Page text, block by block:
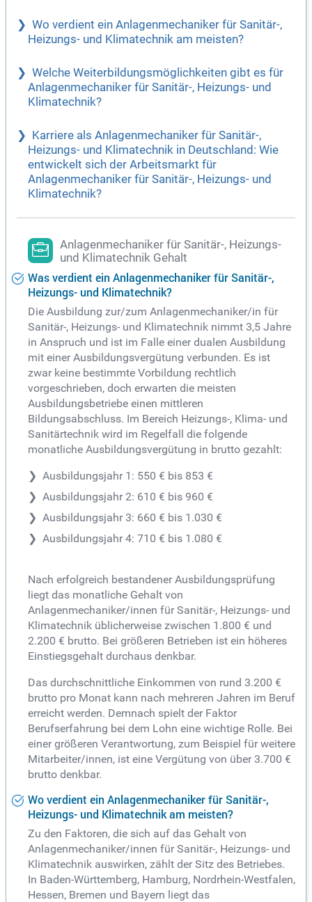
Wo verdient ein Anlagenmechaniker für Sanitär-,
Heizungs- und Klimatechnik am meisten?
Welche Weiterbildungsmöglichkeiten gibt es für
Anlagenmechaniker für Sanitär-, Heizungs- und
Klimatechnik?
Karriere als Anlagenmechaniker für Sanitär-,
Heizungs- und Klimatechnik in Deutschland: Wie
entwickelt sich der Arbeitsmarkt für
Anlagenmechaniker für Sanitär-, Heizungs- und
Klimatechnik?
Anlagenmechaniker für Sanitär-, Heizungs-
und Klimatechnik Gehalt
Was verdient ein Anlagenmechaniker für Sanitär-,
Heizungs- und Klimatechnik?
Die Ausbildung zur/zum Anlagenmechaniker/in für
Sanitär-, Heizungs- und Klimatechnik nimmt 3,5 Jahre
in Anspruch und ist im Falle einer dualen Ausbildung
mit einer Ausbildungsvergütung verbunden. Es ist
zwar keine bestimmte Vorbildung rechtlich
vorgeschrieben, doch erwarten die meisten
Ausbildungsbetriebe einen mittleren
Bildungsabschluss. Im Bereich Heizungs-, Klima- und
Sanitärtechnik wird im Regelfall die folgende
monatliche Ausbildungsvergütung in brutto gezahlt:
Ausbildungsjahr 1: 550 € bis 853 €
Ausbildungsjahr 2: 610 € bis 960 €
Ausbildungsjahr 3: 660 € bis 1.030 €
Ausbildungsjahr 4: 710 € bis 1.080 €
Nach erfolgreich bestandener Ausbildungsprüfung
liegt das monatliche Gehalt von
Anlagenmechaniker/innen für Sanitär-, Heizungs- und
Klimatechnik üblicherweise zwischen 1.800 € und
2.200 € brutto. Bei größeren Betrieben ist ein höheres
Einstiegsgehalt durchaus denkbar.
Das durchschnittliche Einkommen von rund 3.200 €
brutto pro Monat kann nach mehreren Jahren im Beruf
erreicht werden. Demnach spielt der Faktor
Berufserfahrung bei dem Lohn eine wichtige Rolle. Bei
einer größeren Verantwortung, zum Beispiel für weitere
Mitarbeiter/innen, ist eine Vergütung von über 3.700 €
brutto denkbar.
Wo verdient ein Anlagenmechaniker für Sanitär-,
Heizungs- und Klimatechnik am meisten?
Zu den Faktoren, die sich auf das Gehalt von
Anlagenmechaniker/innen für Sanitär-, Heizungs- und
Klimatechnik auswirken, zählt der Sitz des Betriebes.
In Baden-Württemberg, Hamburg, Nordrhein-Westfalen,
Hessen, Bremen und Bayern liegt das